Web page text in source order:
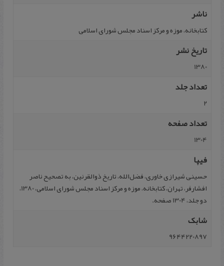
ناشر
کتابخانه، موزه و مرکز اسناد مجلس شورای اسلامی
تاریخ نشر
1380
تعداد جلد
2
تعداد صفحه
1304
فیپا
حسینی شیرازی خاوری، فضل‌الله، تاریخ ذوالقرنین، به تصحیح ناصر
افشارفر، تهران، کتابخانه، موزه و مرکز اسناد مجلس شورای اسلامی، 1380،
دو جلد، 1304 صفحه.
شابک
‎9644220897